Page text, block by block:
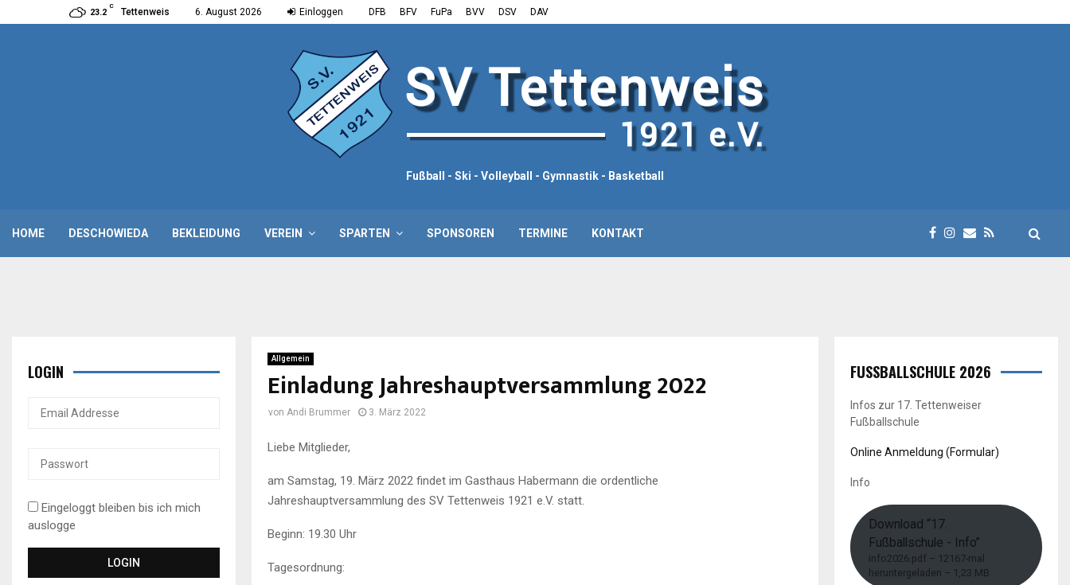
23.2
C
Tettenweis 6. August 2026 Einloggen DFB BFV FuPa BVV DSV DAV
Fußball - Ski - Volleyball - Gymnastik - Basketball
HOME DESCHOWIEDA BEKLEIDUNG VEREIN SPARTEN SPONSOREN TERMINE KONTAKT
Allgemein
Einladung Jahreshauptversammlung 2022
vonAndi Brummer 3. März 2022
Liebe Mitglieder,
am Samstag, 19. März 2022 findet im Gasthaus Habermann die ordentliche
Jahreshauptversammlung des SV Tettenweis 1921 e.V. statt.
Beginn: 19.30 Uhr
Tagesordnung:
LOGIN
Eingeloggt bleiben bis ich mich
auslogge
FUSSBALLSCHULE 2026
Infos zur 17. Tettenweiser
Fußballschule
Online Anmeldung (Formular)
Info
Download “17.
Fußballschule - Info”
info2026.pdf – 12167-mal
heruntergeladen – 1,23 MB